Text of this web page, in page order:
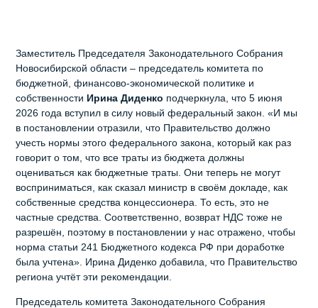
Заместитель Председателя Законодательного Собрания
Новосибирской области – председатель комитета по
бюджетной, финансово-экономической политике и
собственности Ирина Диденко подчеркнула, что 5 июня
2026 года вступил в силу новый федеральный закон. «И мы
в постановлении отразили, что Правительство должно
учесть нормы этого федерального закона, который как раз
говорит о том, что все траты из бюджета должны
оцениваться как бюджетные траты. Они теперь не могут
восприниматься, как сказал министр в своём докладе, как
собственные средства концессионера. То есть, это не
частные средства. Соответственно, возврат НДС тоже не
разрешён, поэтому в постановлении у нас отражено, чтобы
норма статьи 241 Бюджетного кодекса РФ при доработке
была учтена». Ирина Диденко добавила, что Правительство
региона учтёт эти рекомендации.
Председатель комитета Законодательного Собрания